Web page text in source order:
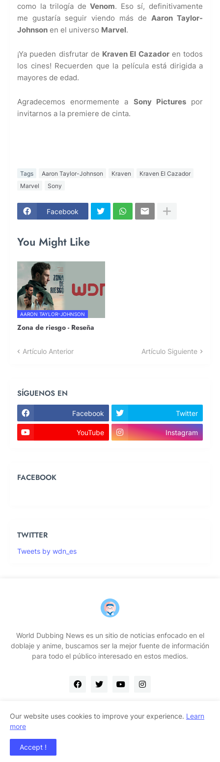
como la trilogía deVenom. Eso sí, definitivamente
me gustaría seguir viendo más de Aaron Taylor-
Johnson en el universo Marvel.
¡Ya pueden disfrutar de Kraven El Cazadoren todos
los cines! Recuerden que la película está dirigida a
mayores de edad.
Agradecemos enormemente a Sony Picturespor
invitarnos a la premiere de cinta.
Tags Aaron Taylor-Johnson Kraven
Kraven El Cazador
Marvel
Sony
Facebook
You Might Like
AARON TAYLOR-JOHNSON
Zona de riesgo - Reseña
Artículo Anterior Artículo Siguiente
SÍGUENOS EN
Facebook Twitter
YouTube Instagram
FACEBOOK
TWITTER
Tweets by wdn_es
World Dubbing News es un sitio de noticias enfocado en el
doblaje y anime, buscamos ser la mejor fuente de información
para todo el público interesado en estos medios.
Our website uses cookies to improve your experience. Learn
more
Accept !